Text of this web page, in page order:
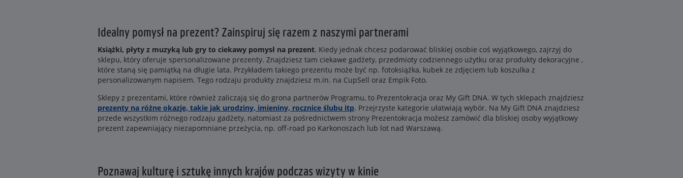
Idealny pomysł na prezent? Zainspiruj się razem z naszymi partnerami
Książki, płyty z muzyką lub gry to ciekawy pomysł na prezent. Kiedy jednak chcesz podarować bliskiej osobie coś wyjątkowego, zajrzyj do
sklepu, który oferuje spersonalizowane prezenty. Znajdziesz tam ciekawe gadżety, przedmioty codziennego użytku oraz produkty dekoracyjne ,
które staną się pamiątką na długie lata. Przykładem takiego prezentu może być np. fotoksiążka, kubek ze zdjęciem lub koszulka z
personalizowanym napisem. Tego rodzaju produkty znajdziesz m.in. na CupSell oraz Empik Foto.
Sklepy z prezentami, które również zaliczają się do grona partnerów Programu, to Prezentokracja oraz My Gift DNA. W tych sklepach znajdziesz
prezenty na różne okazje, takie jak urodziny, imieniny, rocznice ślubu itp. Przejrzyste kategorie ułatwiają wybór. Na My Gift DNA znajdziesz
przede wszystkim różnego rodzaju gadżety, natomiast za pośrednictwem strony Prezentokracja możesz zamówić dla bliskiej osoby wyjątkowy
prezent zapewniający niezapomniane przeżycia, np. off-road po Karkonoszach lub lot nad Warszawą.
Poznawaj kulturę i sztukę innych krajów podczas wizyty w kinie